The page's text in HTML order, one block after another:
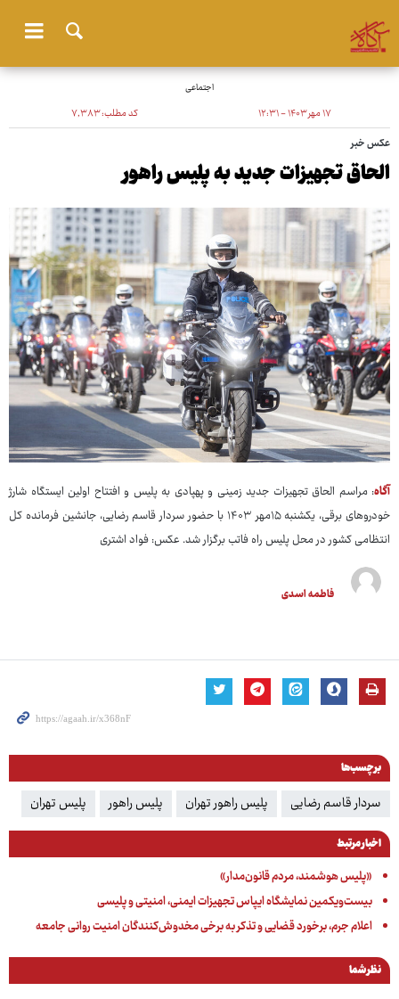
اجتماعی
۱۷ مهر ۱۴۰۳ - ۱۲:۳۱ کد مطلب:۷٬۳۸۳
عکس خبر
الحاق تجهیزات جدید به پلیس راهور
آگاه: مراسم الحاق تجهیزات جدید زمینی و پهپادی به پلیس و افتتاح اولین ایستگاه شارژ
خودروهای برقی، یکشنبه ۱۵مهر ۱۴۰۳ با حضور سردار قاسم رضایی، جانشین فرمانده کل
انتظامی کشور در محل پلیس راه فاتب برگزار شد. عکس: فواد اشتری
فاطمه اسدی
برچسب‌ها
سردار قاسم رضایی پلیس راهور تهران پلیس راهور پلیس تهران
اخبار مرتبط
«پلیس هوشمند، مردم قانون‌مدار»
بیست‌ویکمین نمایشگاه ایپاس تجهیزات ایمنی، امنیتی و پلیسی
اعلام جرم، برخورد قضایی و تذکر به برخی مخدوش‌کنندگان امنیت روانی جامعه
نظر شما